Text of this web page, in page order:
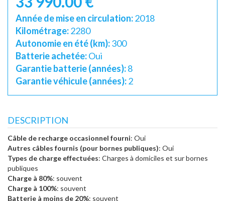
Année de mise en circulation:2018
Kilométrage:2280
Autonomie en été (km):300
Batterie achetée:Oui
Garantie batterie (années):8
Garantie véhicule (années):2
DESCRIPTION
Câble de recharge occasionnel fourni: Oui
Autres câbles fournis (pour bornes publiques): Oui
Types de charge effectuées: Charges à domiciles et sur bornes
publiques
Charge à 80%: souvent
Charge à 100%: souvent
Batterie à moins de 20%: souvent